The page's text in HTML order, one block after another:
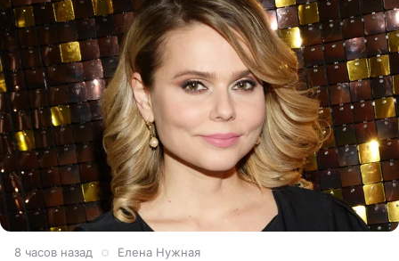
8 часов назад Елена Нужная